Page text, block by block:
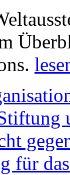
für